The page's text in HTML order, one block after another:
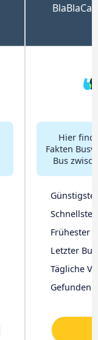
Hier
Fakten
Bus
Schnellster
Frühester
Letzter Bus
Tägliche
Gefunden